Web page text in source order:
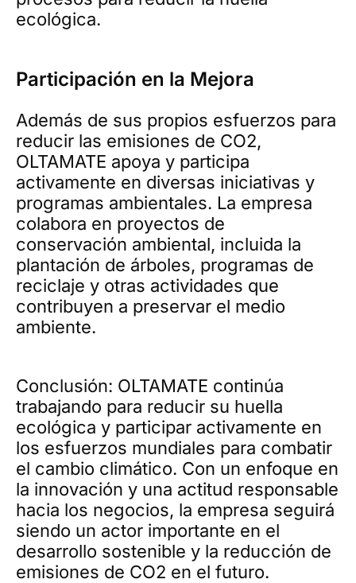
ecológica.
Participación en la Mejora
Además de sus propios esfuerzos para
reducir las emisiones de CO2,
OLTAMATE apoya y participa
activamente en diversas iniciativas y
programas ambientales. La empresa
colabora en proyectos de
conservación ambiental, incluida la
plantación de árboles, programas de
reciclaje y otras actividades que
contribuyen a preservar el medio
ambiente.
Conclusión: OLTAMATE continúa
trabajando para reducir su huella
ecológica y participar activamente en
los esfuerzos mundiales para combatir
el cambio climático. Con un enfoque en
la innovación y una actitud responsable
hacia los negocios, la empresa seguirá
siendo un actor importante en el
desarrollo sostenible y la reducción de
emisiones de CO2 en el futuro.